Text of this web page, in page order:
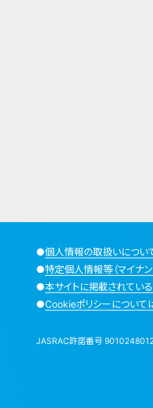
●個人情報の取扱いについ
●特定個人情報等（マイナ
●本サイトに掲載されている
●Cookieポリシーについて
JASRAC許諾番号